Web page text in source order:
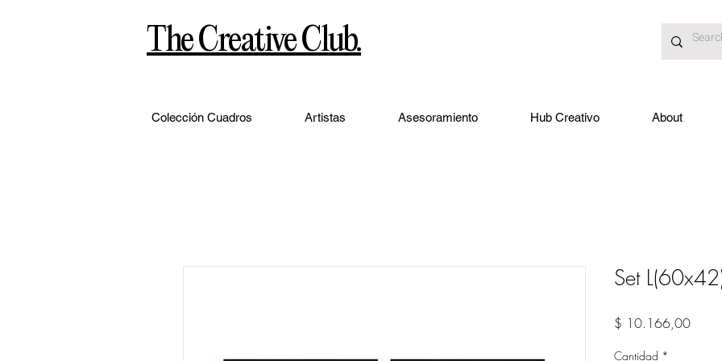
The Creative Club.
Colección Cuadros Artistas Asesoramiento Hub Creativo About
Set
$ 10.166,00Precio
Cantidad *